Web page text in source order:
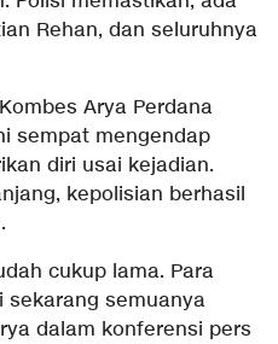
Rehan, dan seluruhnya
Arya Perdana
sempat mengendap
diri usai kejadian.
kepolisian berhasil
cukup lama. Para
sekarang semuanya
dalam konferensi pers